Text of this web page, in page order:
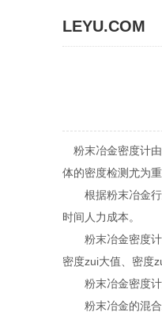
LEYU.COM
粉末冶金密度计由
体的密度检测尤为重
根据粉末冶金行
时间人力成本。
粉末冶金密度计
密度zui大值、密度
粉末冶金密度计
粉末冶金的混合